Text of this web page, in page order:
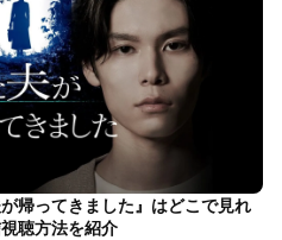
帰ってきました』はどこで見れ
聴方法を紹介